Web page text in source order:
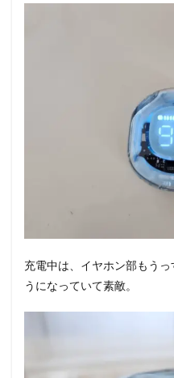
充電中は、イヤホン部もう
うになっていて素敵。